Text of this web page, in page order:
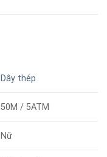
Dây thép
50M / 5ATM
Nữ